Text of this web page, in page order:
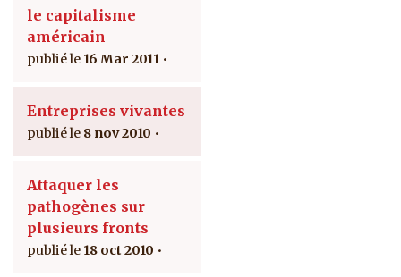
le capitalisme
américain
16 Mar 2011
Entreprises vivantes
8 nov 2010
Attaquer les
pathogènes sur
plusieurs fronts
18 oct 2010